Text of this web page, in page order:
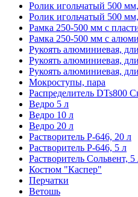
Ролик игольчатый 500
Ролик игольчатый 500
Рамка 250-500 мм с
Рамка 250-500 мм с
Рукоять алюминиевая,
Рукоять алюминиевая,
Рукоять алюминиевая,
Мокроступы, пара
Распределитель DTs800
Ведро 5 л
Ведро 10 л
Ведро 20 л
Растворитель Р-646, 20 л
Растворитель Р-646, 5 л
Растворитель Сольвент, 5
Костюм "Каспер"
Перчатки
Ветошь